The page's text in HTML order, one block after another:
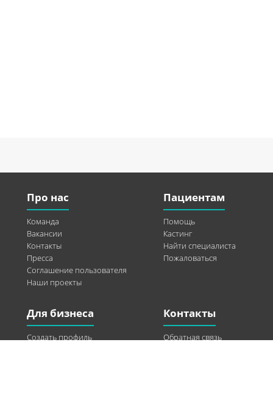
Про нас
Команда
Вакансии
Контакты
Пресса
Соглашение пользователя
Наши проекты
Пациентам
Помощь
Кастинг
Найти специалиста
Пожаловаться
Для бизнеса
Создать профиль
Контакты
Обратная связь